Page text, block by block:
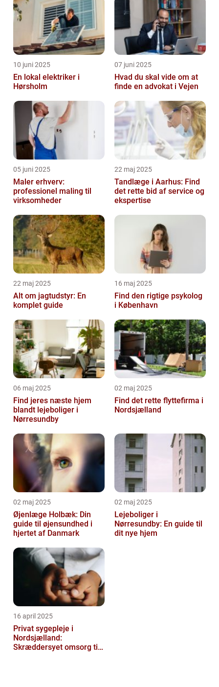
10 juni 2025
En lokal elektriker i
Hørsholm
07 juni 2025
Hvad du skal vide om at
finde en advokat i Vejen
05 juni 2025
Maler erhverv:
professionel maling til
virksomheder
22 maj 2025
Tandlæge i Aarhus: Find
det rette bid af service og
ekspertise
22 maj 2025
Alt om jagtudstyr: En
komplet guide
16 maj 2025
Find den rigtige psykolog
i København
06 maj 2025
Find jeres næste hjem
blandt lejeboliger i
Nørresundby
02 maj 2025
Find det rette flyttefirma i
Nordsjælland
02 maj 2025
Øjenlæge Holbæk: Din
guide til øjensundhed i
hjertet af Danmark
02 maj 2025
Lejeboliger i
Nørresundby: En guide til
dit nye hjem
16 april 2025
Privat sygepleje i
Nordsjælland:
Skræddersyet omsorg til